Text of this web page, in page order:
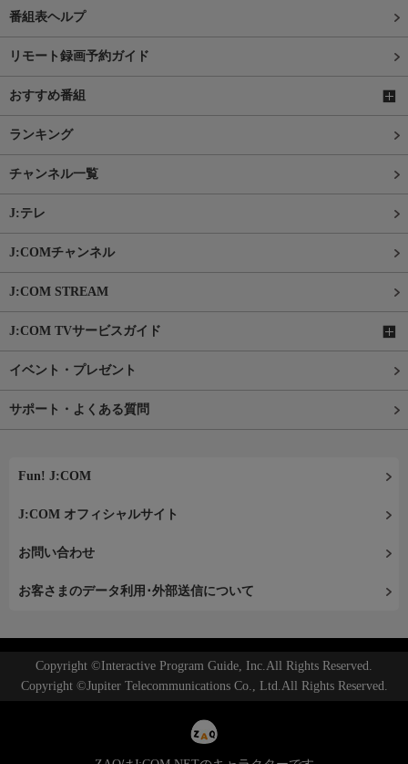
番組表ヘルプ
リモート録画予約ガイド
おすすめ番組
ランキング
チャンネル一覧
J:テレ
J:COMチャンネル
J:COM STREAM
J:COM TVサービスガイド
イベント・プレゼント
サポート・よくある質問
Fun! J:COM
J:COM オフィシャルサイト
お問い合わせ
お客さまのデータ利用･外部送信について
Copyright ©Interactive Program Guide, Inc.All Rights Reserved.
Copyright ©Jupiter Telecommunications Co., Ltd.All Rights Reserved.